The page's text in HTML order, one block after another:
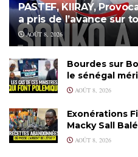
PASTEF, KIIRAY,
a pris de l’avance sur
AOÛT 8, 2026
Bourdes sur
le sénégal
AOÛT 8, 2026
Exonérations
Macky Sall
AOÛT 8, 2026